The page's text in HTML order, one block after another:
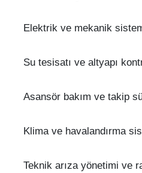
Elektrik ve mekanik
Su tesisatı ve altyapı
Asansör bakım ve takip
Klima ve havalandırma
Teknik arıza yönetimi ve